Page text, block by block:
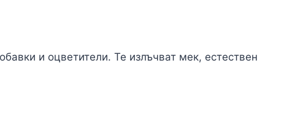
и оцветители. Те излъчват мек, естествен